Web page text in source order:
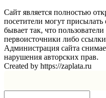
Сайт является полностью
посетители могут
бывает так, что
первоисточники либо
Администрация сайта
нарушения авторских прав.
Created by https://zaplata.ru